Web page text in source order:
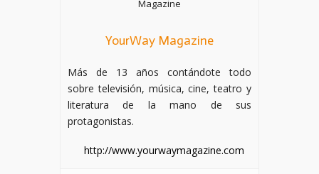
YourWay Magazine
Más de 13 años contándote todo
sobre televisión, música, cine, teatro y
literatura de la mano de sus
protagonistas.
http://www.yourwaymagazine.com